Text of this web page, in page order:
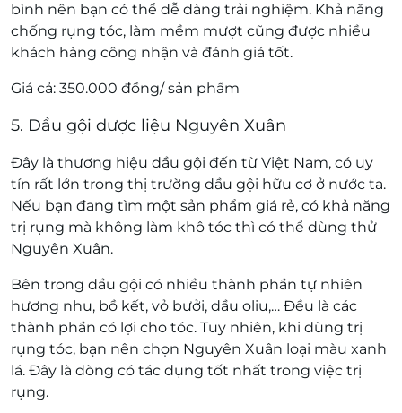
bình nên bạn có thể dễ dàng trải nghiệm. Khả năng
chống rụng tóc, làm mềm mượt cũng được nhiều
khách hàng công nhận và đánh giá tốt.
Giá cả: 350.000 đồng/ sản phẩm
5. Dầu gội dược liệu Nguyên Xuân
Đây là thương hiệu dầu gội đến từ Việt Nam, có uy
tín rất lớn trong thị trường dầu gội hữu cơ ở nước ta.
Nếu bạn đang tìm một sản phẩm giá rẻ, có khả năng
trị rụng mà không làm khô tóc thì có thể dùng thử
Nguyên Xuân.
Bên trong dầu gội có nhiều thành phần tự nhiên
hương nhu, bồ kết, vỏ bưởi, dầu oliu,… Đều là các
thành phần có lợi cho tóc. Tuy nhiên, khi dùng trị
rụng tóc, bạn nên chọn Nguyên Xuân loại màu xanh
lá. Đây là dòng có tác dụng tốt nhất trong việc trị
rụng.